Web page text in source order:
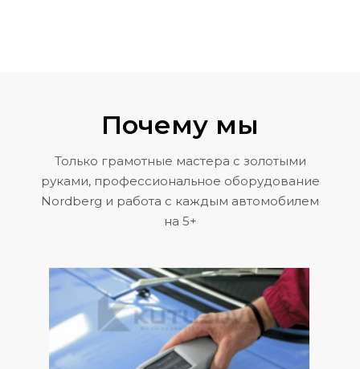
Почему мы
Только грамотные мастера с золотыми
руками, профессиональное оборудование
Nordberg и работа с каждым автомобилем
на 5+